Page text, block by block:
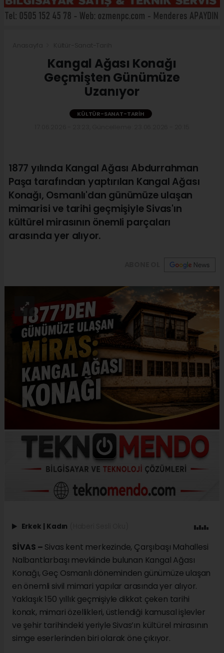
Kangal Ağası Konağı
Geçmişten Günümüze
Uzanıyor
KÜLTÜR-SANAT-TARIH
1877 yılında Kangal Ağası Abdurrahman
Paşa tarafından yaptırılan Kangal Ağası
Konağı, Osmanlı'dan günümüze ulaşan
mimarisi ve tarihi geçmişiyle Sivas'ın
kültürel mirasının önemli parçaları
arasında yer alıyor.
Erkek Kadın
SİVAS – Sivas kent merkezinde, Çarşıbaşı Mahallesi
Nalbantlarbaşı mevkiinde bulunan Kangal Ağası
Konağı, Geç Osmanlı döneminden günümüze ulaşan
en önemli sivil mimari yapılar arasında yer alıyor.
Yaklaşık 150 yıllık geçmişiyle dikkat çeken tarihi
konak, mimari özellikleri, üstlendiği kamusal işlevler
ve şehir tarihindeki yeriyle Sivas’ın kültürel mirasının
simge eserlerinden biri olarak öne çıkıyor.